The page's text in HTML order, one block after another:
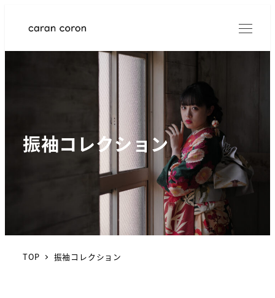
振袖コレクション
TOP 振袖コレクション